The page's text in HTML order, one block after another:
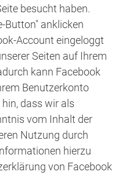
besucht haben.
Button" anklicken
Account eingeloggt
Seiten auf Ihrem
kann Facebook
Benutzerkonto
dass wir als
vom Inhalt der
Nutzung durch
hierzu
von Facebook